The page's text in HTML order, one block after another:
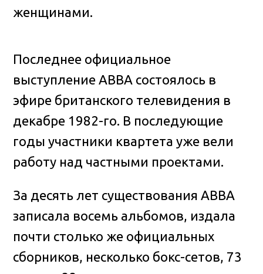
женщинами.
Последнее официальное
выступление ABBA состоялось в
эфире британского телевидения в
декабре 1982-го. В последующие
годы участники квартета уже вели
работу над частными проектами.
За десять лет существования ABBA
записала восемь альбомов, издала
почти столько же официальных
сборников, несколько бокс-сетов, 73